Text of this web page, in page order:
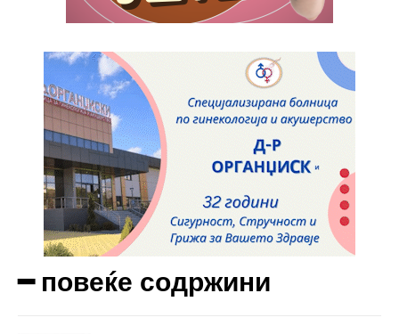
Etiam est nibh, lobortis sit
Ut mollis pellentesque tortor
Nullam eu erat condimentum
Donec quis est ac felis
Orci varius natoque dolor
Yearly pricing Monthly pricing
━ повеќе содржини